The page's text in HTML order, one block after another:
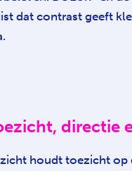
dat contrast geeft
directie
houdt toezicht op